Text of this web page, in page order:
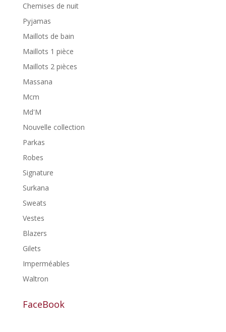
Chemises de nuit
Pyjamas
Maillots de bain
Maillots 1 pièce
Maillots 2 pièces
Massana
Mcm
Md'M
Nouvelle collection
Parkas
Robes
Signature
Surkana
Sweats
Vestes
Blazers
Gilets
Imperméables
Waltron
FaceBook